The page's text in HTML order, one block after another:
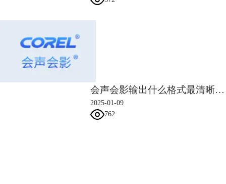
上面说到，视频画面如果保持1秒24帧画面或以上，人眼是无法识别其卡
顿感的，会在视觉上感知为流畅的动态画面。这里说到的帧数，指的是普
通帧。而视频关键帧一般多少帧？关键帧一般是2个以上，并根据动作的
我们可以在会声会影的视频轨道中添加一个普通的影视剧视频文件，然后
使用共享功能，查看其帧数。
会声会影输出什么格式最清晰 会声会影输出文件太大原因是什么
2025-01-09
762